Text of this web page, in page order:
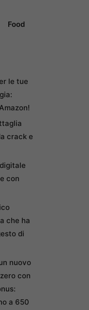
Food
le tue
crack e
con
che ha
di
nuovo
con
a 650